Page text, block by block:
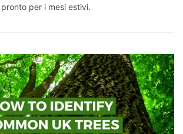
per i mesi estivi.